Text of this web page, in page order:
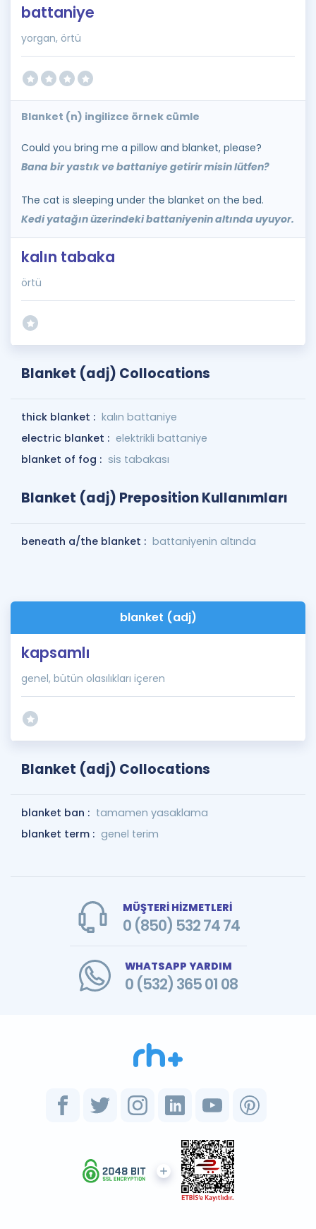
battaniye
yorgan, örtü
Blanket (n) ingilizce örnek cümle
Could you bring me a pillow and blanket, please?
Bana bir yastık ve battaniye getirir misin lütfen?
The cat is sleeping under the blanket on the bed.
Kedi yatağın üzerindeki battaniyenin altında uyuyor.
kalın tabaka
örtü
Blanket (adj) Collocations
thick blanket : kalın battaniye
electric blanket : elektrikli battaniye
blanket of fog : sis tabakası
Blanket (adj) Preposition Kullanımları
beneath a/the blanket : battaniyenin altında
blanket (adj)
kapsamlı
genel, bütün olasılıkları içeren
Blanket (adj) Collocations
blanket ban : tamamen yasaklama
blanket term : genel terim
MÜŞTERİ HİZMETLERİ
0 (850) 532 74 74
WHATSAPP YARDIM
0 (532) 365 01 08